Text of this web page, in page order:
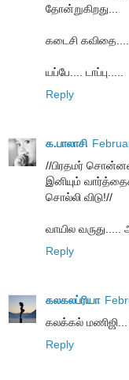
தோன்றுகிறது...
கடைசி கவிதை....
யப்பே.... டாப்பு.....
Reply
க.பாலாசி
//பிரதமர்
இனியும்
சொல்லி விடு!//
வாயில
Reply
கலகலப்ரியா
கலக்கல் மணிஜி...
Reply